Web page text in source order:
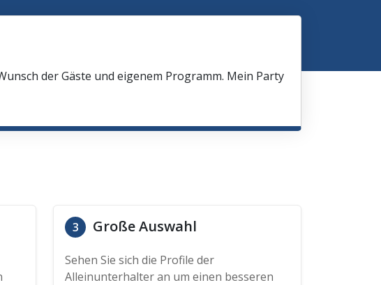
der Gäste und eigenem Programm. Mein Party
3 Große Auswahl
Sehen Sie sich die Profile der
Alleinunterhalter an um einen besseren